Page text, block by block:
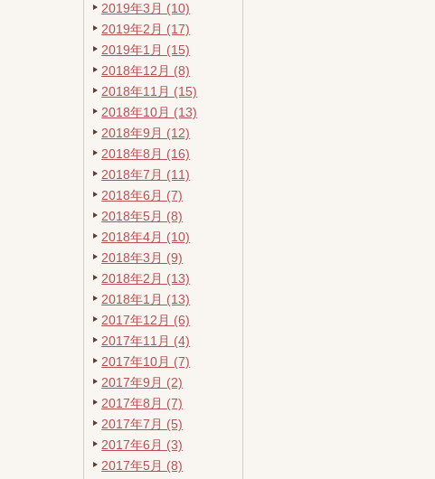
2019年3月 (10)
2019年2月 (17)
2019年1月 (15)
2018年12月 (8)
2018年11月 (15)
2018年10月 (13)
2018年9月 (12)
2018年8月 (16)
2018年7月 (11)
2018年6月 (7)
2018年5月 (8)
2018年4月 (10)
2018年3月 (9)
2018年2月 (13)
2018年1月 (13)
2017年12月 (6)
2017年11月 (4)
2017年10月 (7)
2017年9月 (2)
2017年8月 (7)
2017年7月 (5)
2017年6月 (3)
2017年5月 (8)